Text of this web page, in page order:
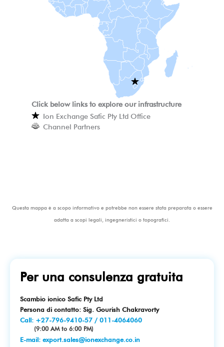
Click below links to explore our infrastructure
Ion Exchange Safic Pty Ltd Office
Channel Partners
Questa mappa è a scopo informativo e potrebbe non essere stata preparata o essere
adatta a scopi legali, ingegneristici o topografici.
Per una consulenza gratuita
Scambio ionico Safic Pty Ltd
Persona di contatto: Sig. Gourish Chakravorty
Call: +27-796-9410-57 / 011-4064060
(9:00 AM to 6:00 PM)
E-mail: export.sales@ionexchange.co.in